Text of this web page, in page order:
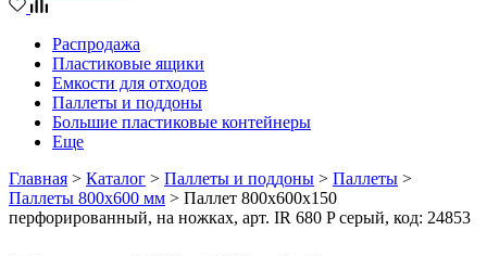
Распродажа
Пластиковые ящики
Емкости для отходов
Паллеты и поддоны
Большие пластиковые контейнеры
Еще
Главная > Каталог > Паллеты и поддоны > Паллеты >
Паллеты 800x600 мм > Паллет 800х600х150
перфорированный, на ножках, арт. IR 680 P серый, код: 24853